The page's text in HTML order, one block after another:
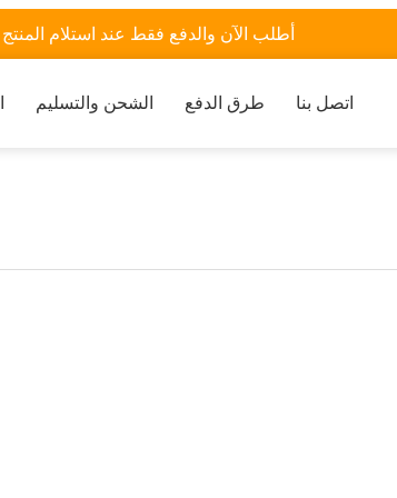
أطلب الآن والدفع فقط عند استلام المنتج
الشحن والتسليم طرق الدفع اتصل بنا